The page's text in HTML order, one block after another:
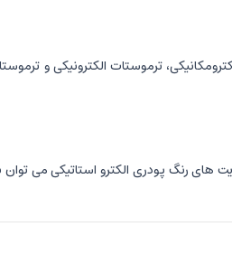
ترموستات الکترونیکی و
رنگ پودری الکترو استاتیکی می توان